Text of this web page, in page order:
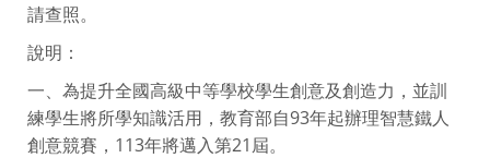
請查照。
說明：
一、為提升全國高級中等學校學生創意及創造力，並訓
練學生將所學知識活用，教育部自93年起辦理智慧鐵人
創意競賽，113年將邁入第21屆。